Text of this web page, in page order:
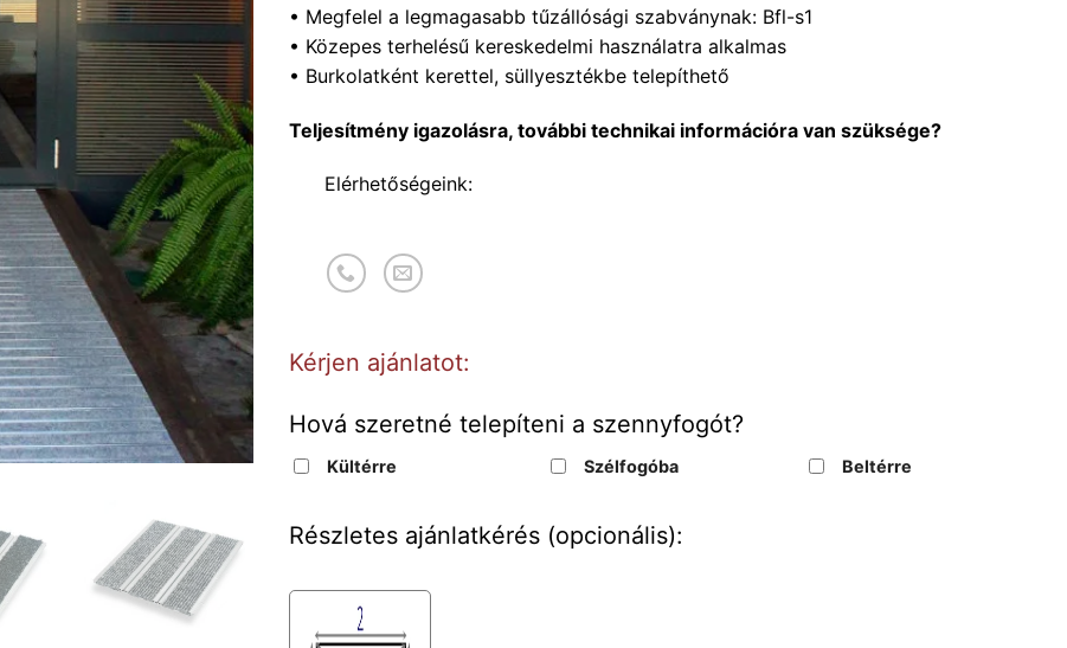
• Megfelel a legmagasabb tűzállósági szabványnak: Bfl-s1
• Közepes terhelésű kereskedelmi használatra alkalmas
• Burkolatként kerettel, süllyesztékbe telepíthető
Teljesítmény igazolásra, további technikai információra van szüksége?
Elérhetőségeink:
Kérjen ajánlatot:
Hová szeretné telepíteni a szennyfogót?
Kültérre Szélfogóba Beltérre
Részletes ajánlatkérés (opcionális):